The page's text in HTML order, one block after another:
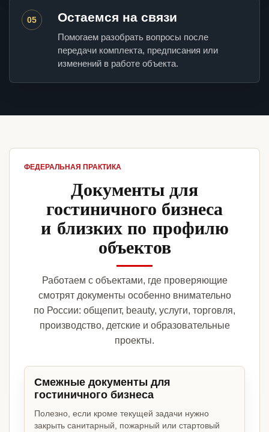
05 Остаемся на связи
Помогаем разобрать вопросы после
передачи комплекта, предписания или
изменений в работе объекта.
ФЕДЕРАЛЬНАЯ ПРАКТИКА
Документы для
гостиничного бизнеса
и близких по профилю
объектов
Работаем с объектами, где проверяющие
смотрят документы особенно внимательно
по России: общепит, beauty, услуги, торговля,
производство, детские и образовательные
проекты.
Смежные документы для
гостиничного бизнеса
Полезно, если кроме текущей задачи нужно
закрыть санитарный, пожарный или стартовый